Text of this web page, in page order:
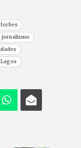
forbes
jornalismo